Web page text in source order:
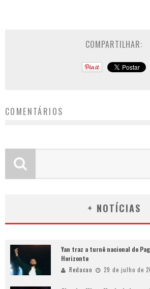
COMPARTILHAR:
COMENTÁRIOS
+ NOTÍCIAS
Yan traz a turnê nacional do
Horizonte
Redacao 29 de julho de